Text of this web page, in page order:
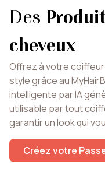
Des
cheveux
Offrez à votre
style grâce au
intelligente par IA
utilisable par tout
garantir un look qui
Créez votre